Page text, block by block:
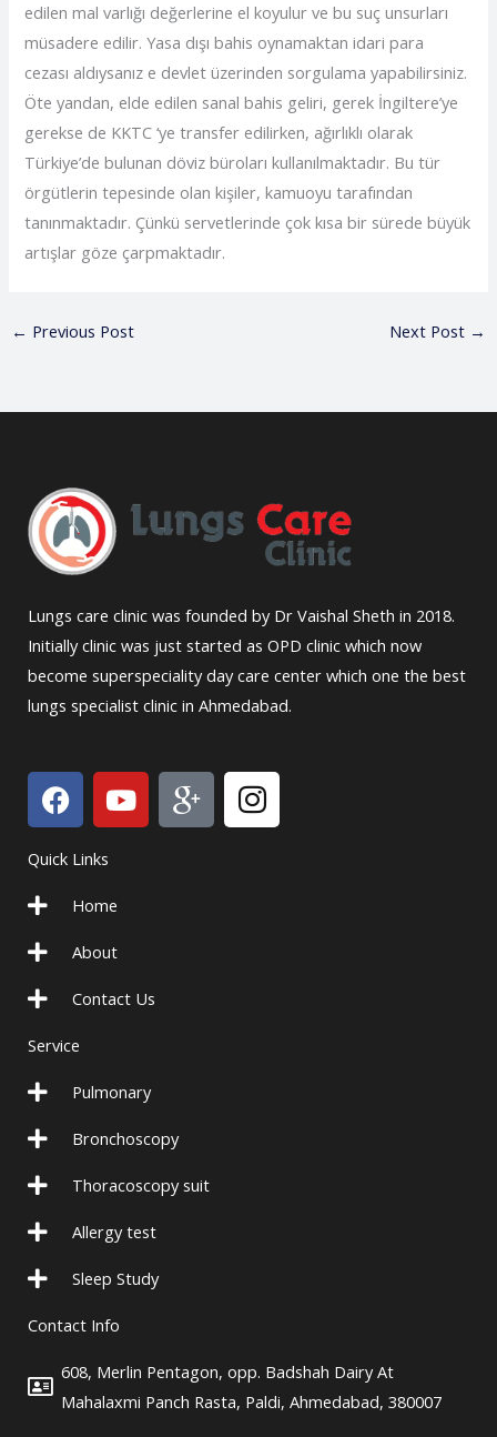
edilen mal varlığı değerlerine el koyulur ve bu suç unsurları
müsadere edilir. Yasa dışı bahis oynamaktan idari para
cezası aldıysanız e devlet üzerinden sorgulama yapabilirsiniz.
Öte yandan, elde edilen sanal bahis geliri, gerek İngiltere’ye
gerekse de KKTC ‘ye transfer edilirken, ağırlıklı olarak
Türkiye’de bulunan döviz büroları kullanılmaktadır. Bu tür
örgütlerin tepesinde olan kişiler, kamuoyu tarafından
tanınmaktadır. Çünkü servetlerinde çok kısa bir sürede büyük
artışlar göze çarpmaktadır.
← Previous Post Next Post →
Lungs care clinic was founded by Dr Vaishal Sheth in 2018.
Initially clinic was just started as OPD clinic which now
become superspeciality day care center which one the best
lungs specialist clinic in Ahmedabad.
F
a
c
e
Y
o
u
I
c
o
u
s
I
c
o
Quick Links
Home
About
Contact Us
Service
Pulmonary
Bronchoscopy
Thoracoscopy suit
Allergy test
Sleep Study
Contact Info
608, Merlin Pentagon, opp. Badshah Dairy At
Mahalaxmi Panch Rasta, Paldi, Ahmedabad, 380007